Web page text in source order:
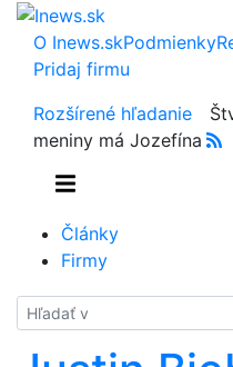
O Inews.skPodmienky
Pridaj firmu
Rozšírené hľadanie
meniny má Jozefína
Články
Firmy
Hladať